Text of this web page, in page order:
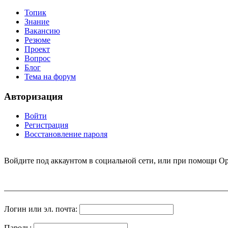
Топик
Знание
Вакансию
Резюме
Проект
Вопрос
Блог
Тема на форум
Авторизация
Войти
Регистрация
Восстановление пароля
Войдите под аккаунтом в социальной сети, или при помощи
Логин или эл. почта: